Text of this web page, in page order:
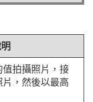
拍攝照片，接
，然後以最高